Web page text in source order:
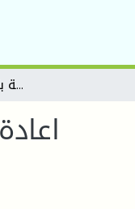
اعادة الاعتبار لقصر الشيخ بوعمامة بلدية مغرار ولاية النعامة